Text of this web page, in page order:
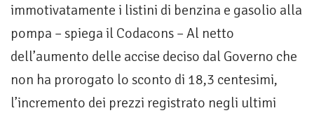
immotivatamente i listini di benzina e gasolio alla
pompa – spiega il Codacons – Al netto
dell’aumento delle accise deciso dal Governo che
non ha prorogato lo sconto di 18,3 centesimi,
l’incremento dei prezzi registrato negli ultimi